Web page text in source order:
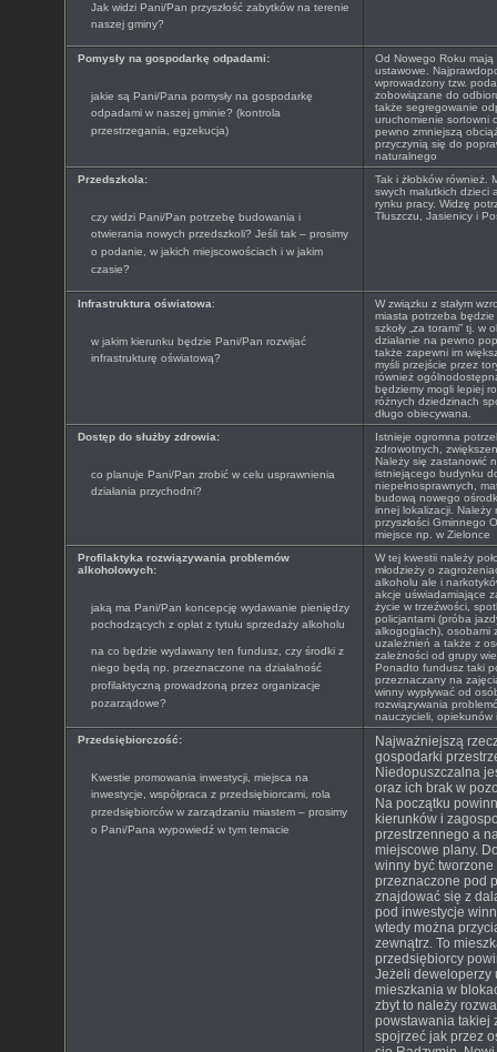
Jak widzi Pani/Pan przyszłość zabytków na terenie
naszej gminy?
Pomysły na gospodarkę odpadami:
jakie są Pani/Pana pomysły na gospodarkę
odpadami w naszej gminie? (kontrola
przestrzegania, egzekucja)
Od Nowego Roku
ustawowe.
wprowadzony tzw.
zobowiązane do
także segregowanie
uruchomienie sortowni
pewno zmniejszą
przyczynią się do
naturalnego
Przedszkola:
czy widzi Pani/Pan potrzebę budowania i
otwierania nowych przedszkoli? Jeśli tak – prosimy
o podanie, w jakich miejscowościach i w jakim
czasie?
Tak i żłobków również.
swych malutkich dzieci
rynku pracy. Widzę
Tłuszczu, Jasienicy i
Infrastruktura oświatowa:
w jakim kierunku będzie Pani/Pan rozwijać
infrastrukturę oświatową?
W związku z stałym
miasta potrzeba będzie
szkoły „za torami” tj. w
działanie na pewno
także zapewni im
myśli przejście przez
również
będziemy mogli lepiej
różnych dziedzinach
długo obiecywana.
Dostęp do służby zdrowia:
co planuje Pani/Pan zrobić w celu usprawnienia
działania przychodni?
Istnieje ogromna
zdrowotnych,
Należy się zastanowić
istniejącego budynku
niepełnosprawnych,
budową nowego
innej lokalizacji. Należy
przyszłości Gminnego
miejsce np. w Zielonce
Profilaktyka rozwiązywania problemów
alkoholowych:
jaką ma Pani/Pan koncepcję wydawanie pieniędzy
pochodzących z opłat z tytułu sprzedaży alkoholu
na co będzie wydawany ten fundusz, czy środki z
niego będą np. przeznaczone na działalność
profilaktyczną prowadzoną przez organizacje
pozarządowe?
W tej kwestii należy
młodzieży o
alkoholu ale i
akcje uświadamiające
życie w trzeźwości,
policjantami (próba
alkogoglach), osobami
uzależnień a także z
zależności od grupy
Ponadto fundusz taki
przeznaczany na
winny wypływać od
rozwiązywania
nauczycieli, opiekunów
Przedsiębiorczość:
Kwestie promowania inwestycji, miejsca na
inwestycje, współpraca z przedsiębiorcami, rola
przedsiębiorców w zarządzaniu miastem – prosimy
o Pani/Pana wypowiedź w tym temacie
Najważniejszą
gospodarki
Niedopuszczalna
oraz ich brak w
Na początku
kierunków i
przestrzennego a
miejscowe plany.
winny być
przeznaczone pod
znajdować się z
pod inwestycje
wtedy można
zewnątrz. To
przedsiębiorcy
Jeżeli deweloperzy
mieszkania w
zbyt to należy
powstawania takiej
spojrzeć jak przez